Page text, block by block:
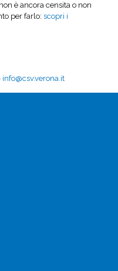
è ancora censita o non
per farlo: scopri i
info@csv.verona.it